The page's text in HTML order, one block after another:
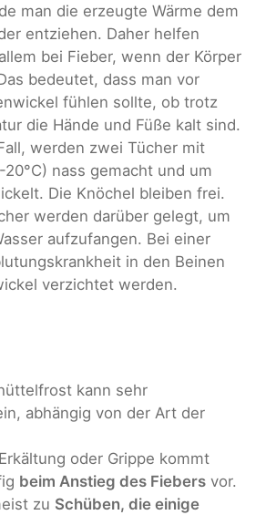
man die erzeugte Wärme dem
entziehen. Daher helfen
bei Fieber, wenn der Körper
bedeutet, dass man vor
fühlen sollte, ob trotz
die Hände und Füße kalt sind.
werden zwei Tücher mit
20°C) nass gemacht und um
Die Knöchel bleiben frei.
werden darüber gelegt, um
aufzufangen. Bei einer
in den Beinen
verzichtet werden.
kann sehr
abhängig von der Art der
oder Grippe kommt
beim Anstieg des Fiebers vor.
zu Schüben, die einige